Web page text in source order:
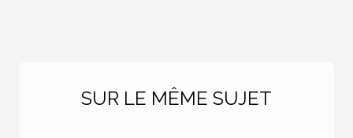
SUR LE MÊME SUJET